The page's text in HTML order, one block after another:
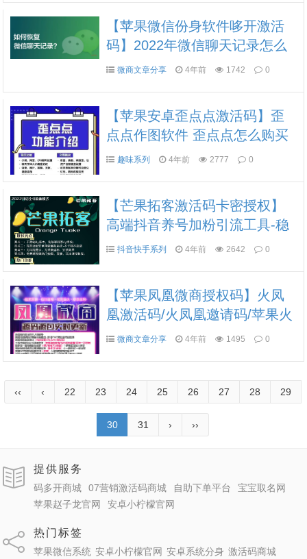
【苹果微信份身软件哆开激活
码】2022年微信聊天记录怎么
备份 微信聊天记录不小心删除
微商文章分享 4年前 1742 0
【苹果安卓歪点点激活码】歪
点点作图软件 歪点点怎么购买
歪点点好用么 歪点点功能多么
趣味系列 4年前 2777 0
【芒果拓客激活码卡密授权】
高端抖音养号加粉引流工具-稳
定流畅《芒果拓客开后台代
抖音快手系列 4年前 2642 0
【苹果凤凰微商授权码】火凤
凰激活码/火凤凰邀请码/苹果火
凤凰原尚品微商/凤凰一键转发
微商文章分享 4年前 1495 0
‹‹ ‹ 22 23 24 25 26 27 28 29
30 31 › ››
提供服务
码多开商城 07营销激活码商城 自助下单平台
宝宝取名网
苹果赵子龙官网
安卓小柠檬官网
热门标签
苹果微信系统 安卓小柠檬官网 安卓系统分身 激活码商城